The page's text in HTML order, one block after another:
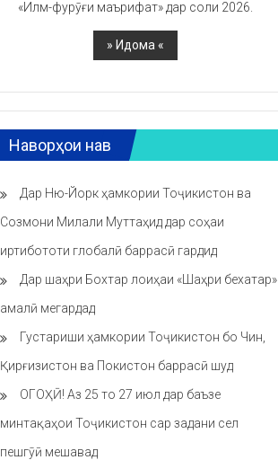
«Илм-фурӯғи маърифат» дар соли 2026.
Наворҳои нав
Дар Ню-Йорк ҳамкории Тоҷикистон ва
Созмони Милали Муттаҳид дар соҳаи
иртибототи глобалӣ баррасӣ гардид
Дар шаҳри Бохтар лоиҳаи «Шаҳри бехатар»
амалӣ мегардад
Густариши ҳамкории Тоҷикистон бо Чин,
Қирғизистон ва Покистон баррасӣ шуд
ОГОҲӢ! Аз 25 то 27 июл дар баъзе
минтақаҳои Тоҷикистон сар задани сел
пешгӯӣ мешавад